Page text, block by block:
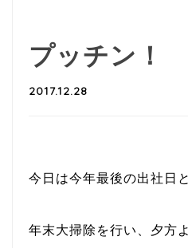
プッチン！
2017.12.28
今日は今年最後の出社日
年末大掃除を行い、夕方